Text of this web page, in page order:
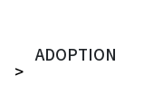
ADOPTION